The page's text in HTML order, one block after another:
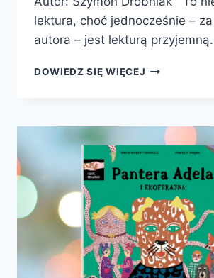
lektura, choć jednocześnie –
autora – jest lekturą
DOWIEDZ SIĘ WIĘCEJ ŚWIAT